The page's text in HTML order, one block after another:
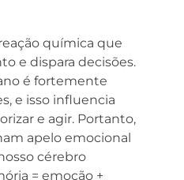
química que
e dispara decisões.
é fortemente
e isso influencia
e agir. Portanto,
apelo emocional
cérebro
= emoção +